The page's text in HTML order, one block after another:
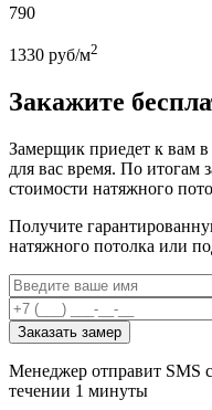
790
1330 руб/м2
Закажите
Замерщик приедет к вам
для вас время. По итогам
стоимости натяжного
Получите
натяжного потолка или
Заказать замер
Менеджер отправит SMS
течении 1 минуты